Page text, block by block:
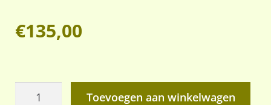
€135,00
Toevoegen aan winkelwagen